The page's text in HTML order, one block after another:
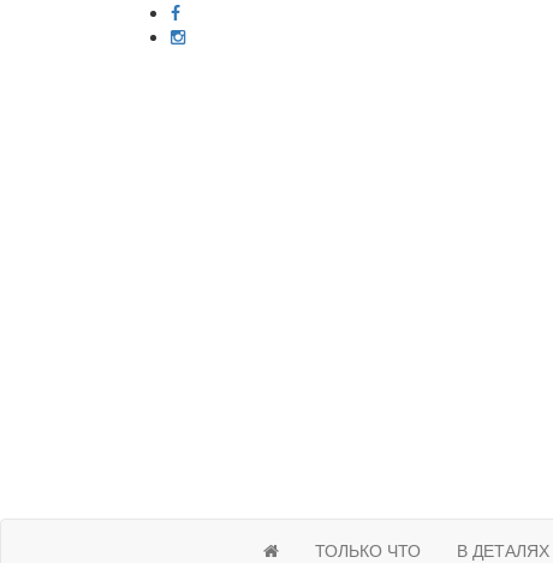
ТОЛЬКО ЧТО
В ДЕТАЛЯХ